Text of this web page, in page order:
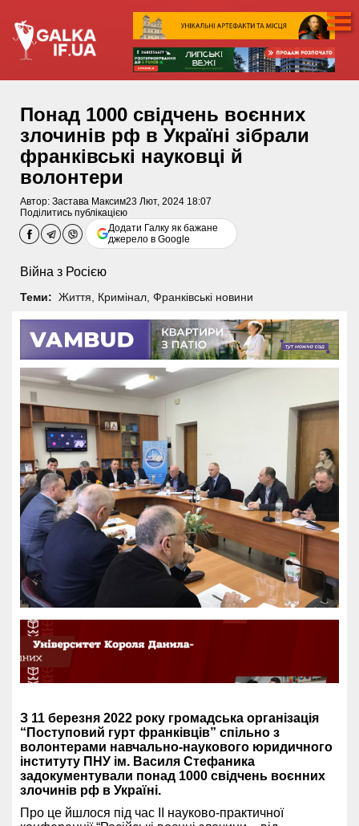
Понад 1000 свідчень воєнних
злочинів рф в Україні зібрали
франківські науковці й
волонтери
Автор: Застава Максим23 Лют, 2024 18:07
Поділитись публікацією
Додати Галку як бажане
джерело в Google
Війна з Росією
Теми: Життя Кримінал, Франківські новини
З 11 березня 2022 року громадська організація
“Поступовий гурт франківців” спільно з
волонтерами навчально-наукового юридичного
інституту ПНУ ім. Василя Стефаника
задокументували понад 1000 свідчень воєнних
злочинів рф в Україні.
Про це йшлося під час II науково-практичної